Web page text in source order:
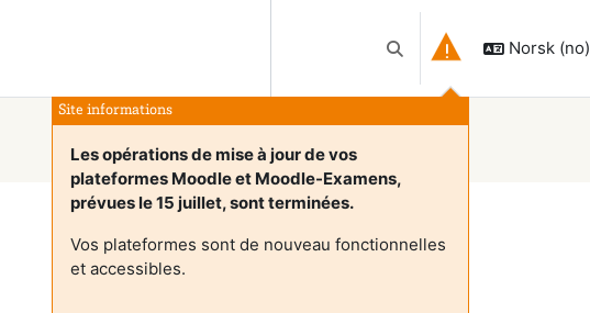
Veksle inndata for søk
Site informations
Les opérations de mise à jour de vos
plateformes Moodle et Moodle-Examens,
prévues le 15 juillet, sont terminées.
Vos plateformes sont de nouveau fonctionnelles
et accessibles.
Norsk ‎(no)‎
Fortsett